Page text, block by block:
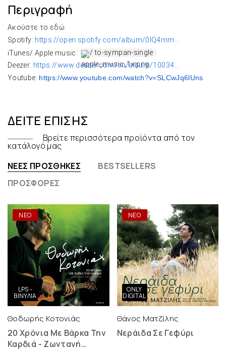
Περιγραφή
Ακούστε το εδώ:
Spotify: https://open.spotify.com/album/0IQ4mm...
iTunes/ Apple music:
/ to-sympan-single
Deezer: https://www.deezer.com/en/album/10034…
Youtube: https://www.youtube.com/watch?v=SLCwJq6lUns
ΔΕΊΤΕ ΕΠΊΣΗΣ
Βρείτε περισσότερα προϊόντα από τον
κατάλογό μας
ΝΈΕΣ ΠΡΟΣΘΉΚΕΣ
BESTSELLERS
ΠΡΟΣΦΟΡΈΣ
ΝΕΟ
LPS -
ΒΙΝΎΛΙΑ
Θοδωρής Κοτονιάς
20 Χρόνια Με Βάρκα Την
Καρδιά - Ζωντανή
ΝΕΟ
ONLY
DIGITAL
Θάνος Ματζίλης
Νεράιδα Σε Γεφύρι